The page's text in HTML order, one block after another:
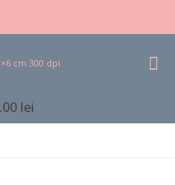
lei